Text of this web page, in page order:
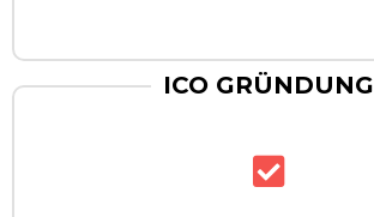
ICO GRÜNDUNG